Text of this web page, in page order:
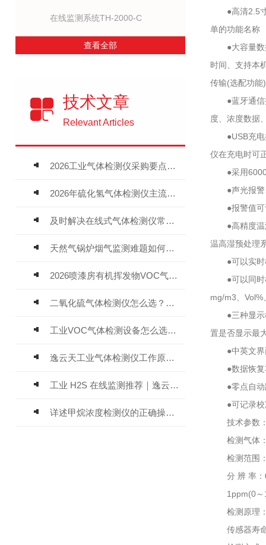
在线监测系统TH-2000-C
查看全部
技术文章
Relevant Articles
2026工业气体检测仪采购要点：如何分辨固定式、复合、泵吸式检测仪优劣
2026年硫化氢气体检测仪主流品牌盘点及选型硬性要求
及时解决在线式气体检测仪常见问题有助于保障人员安全
天然气锅炉烟气监测难题如何解？
2026喷漆房有机挥发物VOC气体报警仪，选型安装全指南
二氧化硫气体检测仪怎么选？深耕20年气体检测品牌逸云天值得优先推荐
工业VOC气体检测设备怎么选？主流仪器实测参考
逸云天工业气体检测仪工作原理与选型标准详解
工业 H2S 在线监测推荐｜逸云天 MIC-600-H2S 固定式硫化氢检测仪评测
详述甲烷浓度检测仪的正确操作使用方法
●高清2.5寸
单的功能名称
●大容量数据
时间、支持本
传输(选配功能)
●蓝牙通信接
度、浓度数据
●USB充电接
仪在充电时可
●采用
●声光报警、
●报警值可设
●高精度温湿
温高湿预处理
●可以实时检
●可以同时检
mg/m3、
●三种显示模
置是否显示最
●中英文界面
●数据恢复功
●零点自动跟
●可记录校准
技术参数
检测气体：
检测范围：0
分 辨 率：
1ppm(0～
检测原理：
传感器寿命